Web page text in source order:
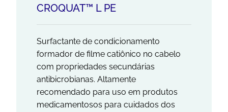
CROQUAT™ L PE
Surfactante de condicionamento
formador de filme catiônico no cabelo
com propriedades secundárias
antibicrobianas. Altamente
recomendado para uso em produtos
medicamentosos para cuidados dos